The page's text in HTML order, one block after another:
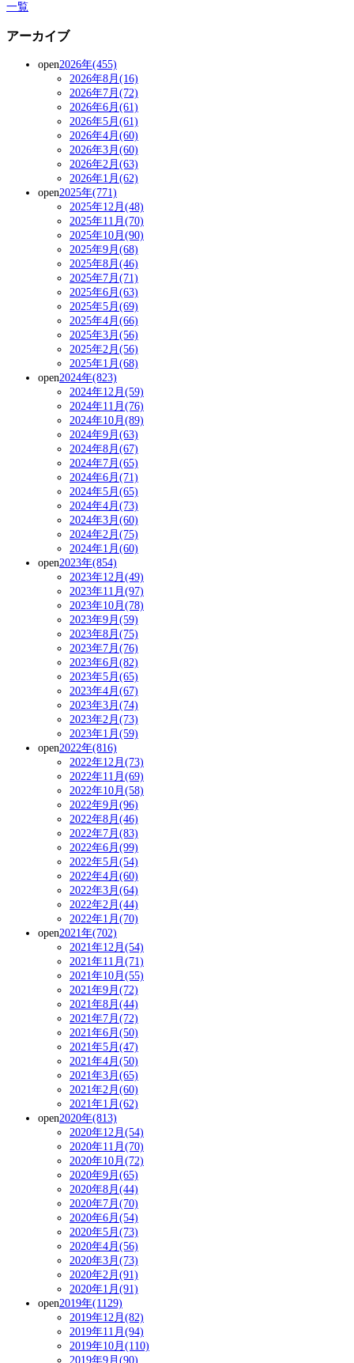
一覧
アーカイブ
open2026年(455)
2026年8月(16)
2026年7月(72)
2026年6月(61)
2026年5月(61)
2026年4月(60)
2026年3月(60)
2026年2月(63)
2026年1月(62)
open2025年(771)
2025年12月(48)
2025年11月(70)
2025年10月(90)
2025年9月(68)
2025年8月(46)
2025年7月(71)
2025年6月(63)
2025年5月(69)
2025年4月(66)
2025年3月(56)
2025年2月(56)
2025年1月(68)
open2024年(823)
2024年12月(59)
2024年11月(76)
2024年10月(89)
2024年9月(63)
2024年8月(67)
2024年7月(65)
2024年6月(71)
2024年5月(65)
2024年4月(73)
2024年3月(60)
2024年2月(75)
2024年1月(60)
open2023年(854)
2023年12月(49)
2023年11月(97)
2023年10月(78)
2023年9月(59)
2023年8月(75)
2023年7月(76)
2023年6月(82)
2023年5月(65)
2023年4月(67)
2023年3月(74)
2023年2月(73)
2023年1月(59)
open2022年(816)
2022年12月(73)
2022年11月(69)
2022年10月(58)
2022年9月(96)
2022年8月(46)
2022年7月(83)
2022年6月(99)
2022年5月(54)
2022年4月(60)
2022年3月(64)
2022年2月(44)
2022年1月(70)
open2021年(702)
2021年12月(54)
2021年11月(71)
2021年10月(55)
2021年9月(72)
2021年8月(44)
2021年7月(72)
2021年6月(50)
2021年5月(47)
2021年4月(50)
2021年3月(65)
2021年2月(60)
2021年1月(62)
open2020年(813)
2020年12月(54)
2020年11月(70)
2020年10月(72)
2020年9月(65)
2020年8月(44)
2020年7月(70)
2020年6月(54)
2020年5月(73)
2020年4月(56)
2020年3月(73)
2020年2月(91)
2020年1月(91)
open2019年(1129)
2019年12月(82)
2019年11月(94)
2019年10月(110)
2019年9月(90)